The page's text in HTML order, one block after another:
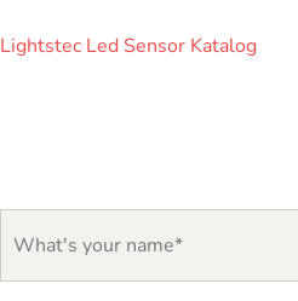
Lightstec Led Sensor Katalog